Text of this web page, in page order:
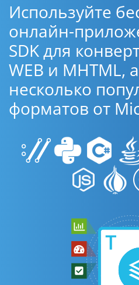
Используйте
онлайн-
SDK для
WEB и MHTML,
несколько
форматов от